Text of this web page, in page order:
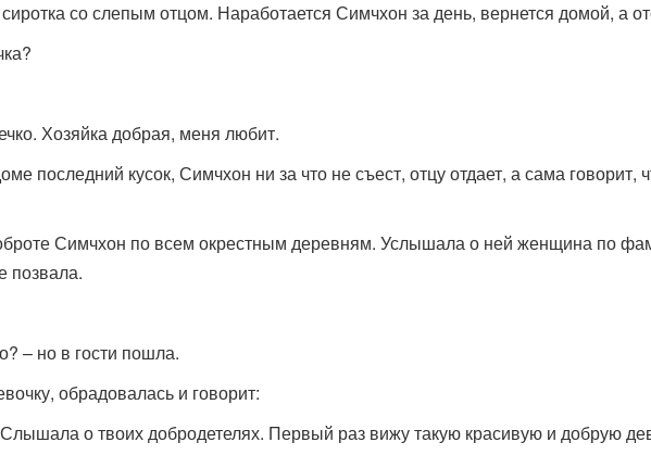
со слепым отцом. Наработается Симчхон за день, вернется домой, а
Хозяйка добрая, меня любит.
последний кусок, Симчхон ни за что не съест, отцу отдает, а сама говорит,
Симчхон по всем окрестным деревням. Услышала о ней женщина по
позвала.
– но в гости пошла.
обрадовалась и говорит:
о твоих добродетелях. Первый раз вижу такую красивую и добрую